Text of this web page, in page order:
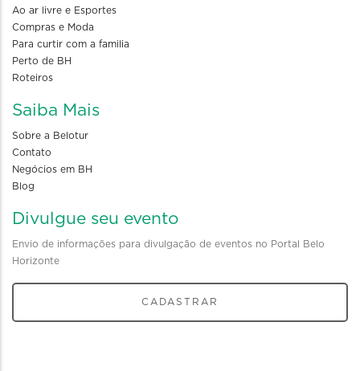
Ao ar livre e Esportes
Compras e Moda
Para curtir com a familia
Perto de BH
Roteiros
Saiba Mais
Sobre a Belotur
Contato
Negócios em BH
Blog
Divulgue seu evento
Envio de informações para divulgação de eventos no Portal Belo
Horizonte
CADASTRAR